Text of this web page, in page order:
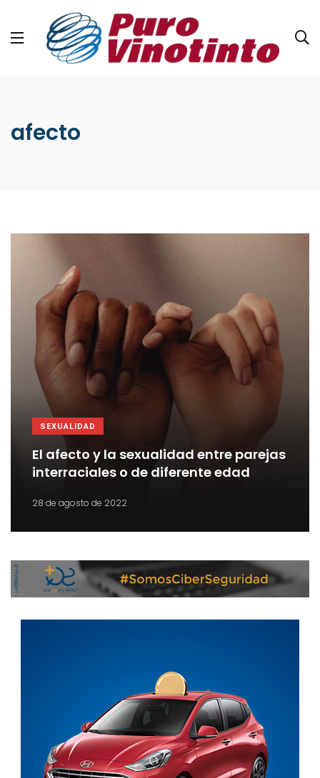
afecto
SEXUALIDAD
El afecto y la sexualidad entre parejas
interraciales o de diferente edad
28 de agosto de 2022